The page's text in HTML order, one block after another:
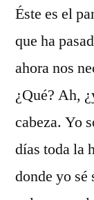
Éste es el
que ha
ahora nos
¿Qué? Ah,
cabeza. Yo
días toda la
donde yo sé